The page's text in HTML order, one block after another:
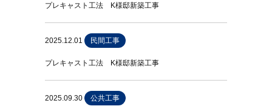
プレキャスト工法 K様邸新築工事
2025.12.01 民間工事
プレキャスト工法 K様邸新築工事
2025.09.30 公共工事